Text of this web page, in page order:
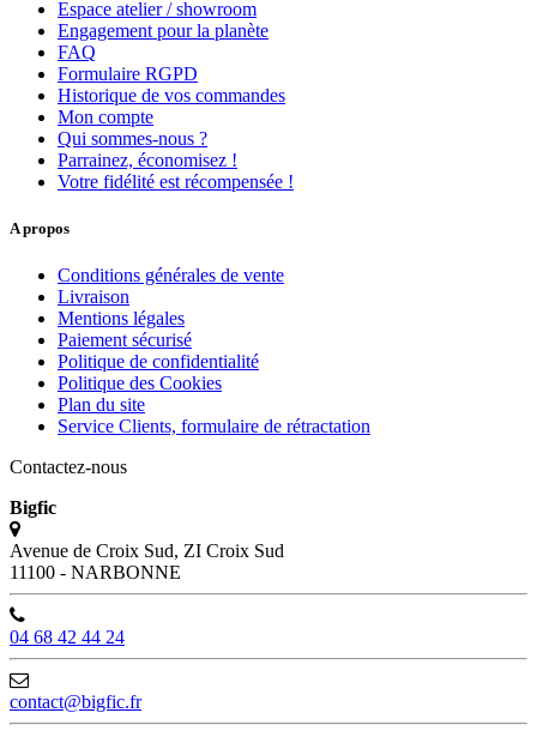
Espace atelier / showroom
Engagement pour la planète
FAQ
Formulaire RGPD
Historique de vos commandes
Mon compte
Qui sommes-nous ?
Parrainez, économisez !
Votre fidélité est récompensée !
A propos
Conditions générales de vente
Livraison
Mentions légales
Paiement sécurisé
Politique de confidentialité
Politique des Cookies
Plan du site
Service Clients, formulaire de rétractation
Contactez-nous
Bigfic
Avenue de Croix Sud, ZI Croix Sud
11100 - NARBONNE
04 68 42 44 24
contact@bigfic.fr